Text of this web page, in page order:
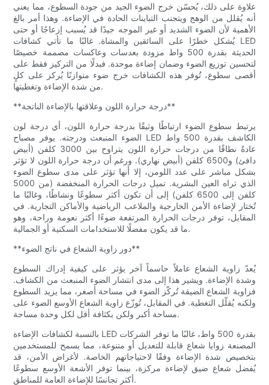
علاوة على ذلك، يُحسّن خرج الضوء الجيد من جودة السطوع، مما يعني
أنه يُقلل من الوهج ويتجنب التباينات الحادة في الإضاءة. وهذا أمر بالغ
الأهمية لأن الضوء الشديد أو غير الموجه جيدًا قد يُسبب إزعاجًا أو حتى
يُشكل خطرًا على السائقين والمشاة. غالبًا ما تأتي كشافات LED
الحديثة بقدرة 500 واط مزودة بعدسات وعاكسات مصممة خصيصًا
لتحسين توزيع الضوء وضمان إضاءة موحدة. فبدلًا من التركيز فقط على
أقصى سطوع، تُوفر هذه الكشافات خرج ضوء متوازنًا يُركز على كلٍ
من شدة الإضاءة وتغطيتها.
**درجة حرارة اللون وعلاقتها بالإضاءة الناتجة**
يرتبط سطوع الضوء ارتباطًا وثيقًا بدرجة حرارة اللون، أي درجة لون
الضوء المنبعث ودرجته. يوفر مصباح LED الكاشف بقدرة 500 واط
عادةً نطاقًا من درجات حرارة اللون يتراوح بين 3000 كلفن (أبيض
دافئ) و6500 كلفن (أبيض نهاري). ورغم أن درجة حرارة اللون لا تؤثر
بشكل مباشر على عدد اللومن، إلا أنها تؤثر على مدى سطوع الضوء
الذي تراه العين البشرية. تميل درجات الحرارة المنخفضة (من 5000
كلفن إلى 6500 كلفن) إلى أن تكون أكثر سطوعًا ونشاطًا، وغالبًا ما
تُختار لإضاءة الأمن الخارجية والملاعب الرياضية والأماكن التجارية. في
المقابل، توفر درجات الحرارة المرتفعة ضوءًا أكثر نعومة وراحة، وهو
ما قد يكون مفضلًا للاستخدامات السكنية أو الجمالية.
**دور زاوية الشعاع في ناتج الضوء**
يُعدّ زاوية الشعاع عاملاً حاسماً آخر يؤثر على كيفية إدراك السطوع
وشدة الإضاءة. ويشير هذا إلى مدى انتشار الضوء المنبعث من الكشاف.
فزاوية الشعاع الضيقة تُركّز الضوء في مساحة أصغر، مما يزيد السطوع
ولكنه يُقلّل التغطية. في المقابل، تُوزّع زاوية الشعاع الأوسع الضوء على
مساحة أكبر ولكن بكثافة أقل لكل وحدة مساحة.
بالنسبة لكشافات الإضاءة LED بقدرة 500 واط، غالبًا ما توفر الشركات
المصنعة زوايا شعاع قابلة للتعديل أو متنوعة، مما يسمح للمستخدمين
بتخصيص شدة الإضاءة وفقًا لاحتياجاتهم الخاصة. لأغراض الأمن، قد
يُفضل شعاع ضيق لإضاءة مركزة، بينما توفر الأشعة الأوسع سطوعًا
أكثر تجانسًا للإضاءة العامة للمناطق.